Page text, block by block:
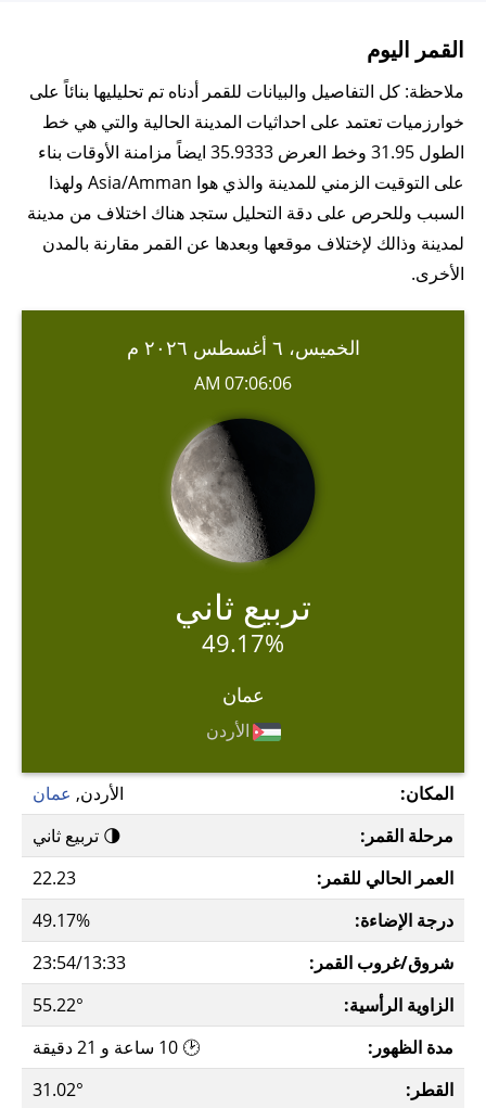
القمر اليوم
ملاحظة: كل التفاصيل والبيانات للقمر أدناه تم تحليليها بنائاً على
خوارزميات تعتمد على احداثيات المدينة الحالية والتي هي خط
الطول 31.95 وخط العرض 35.9333 ايضاً مزامنة الأوقات بناء
على التوقيت الزمني للمدينة والذي هوا Asia/Amman ولهذا
السبب وللحرص على دقة التحليل ستجد هناك اختلاف من مدينة
لمدينة وذالك لإختلاف موقعها وبعدها عن القمر مقارنة بالمدن
الأخرى.
الخميس، ٦ أغسطس ٢٠٢٦ م
07:06:06 AM
تربيع ثاني
49.17%
عمان
الأردن
المكان: الأردن, عمان
مرحلة القمر:
🌗 تربيع ثاني
العمر الحالي للقمر:
22.23
درجة الإضاءة:
49.17%
شروق/غروب القمر:
23:54/13:33
الزاوية الرأسية:
55.22°
مدة الظهور:
🕑 10 ساعة و 21 دقيقة
القطر:
31.02°